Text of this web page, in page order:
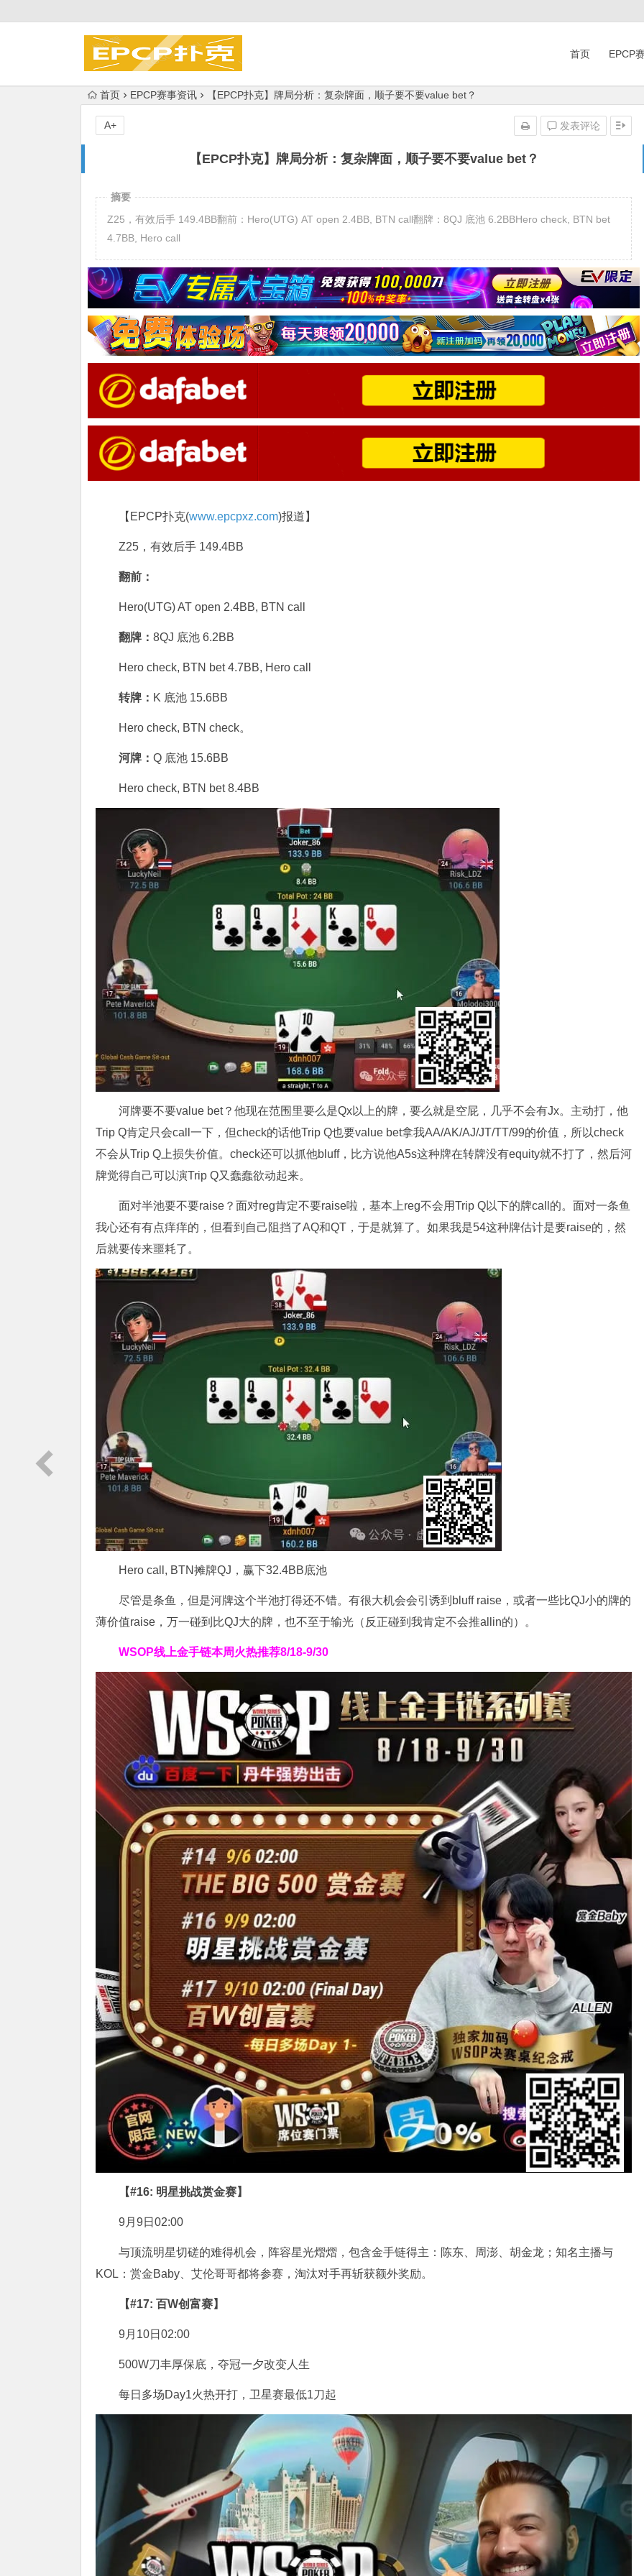
首页 EPCP
首页 EPCP赛事资讯 【EPCP扑克】牌局分析：复杂牌面，顺子要不要value bet？
【EPCP扑克】牌局分析：复杂牌面，顺子要不要value bet？
发表评论
A+
摘要
Z25，有效后手 149.4BB翻前：Hero(UTG) AT open 2.4BB, BTN call翻牌：8QJ 底池 6.2BBHero check, BTN bet
4.7BB, Hero call
【EPCP扑克(www.epcpxz.com)报道】
Z25，有效后手 149.4BB
翻前：
Hero(UTG) AT open 2.4BB, BTN call
翻牌： 8QJ 底池 6.2BB
Hero check, BTN bet 4.7BB, Hero call
转牌： K 底池 15.6BB
Hero check, BTN check。
河牌： Q 底池 15.6BB
Hero check, BTN bet 8.4BB
河牌要不要value bet？他现在范围里要么是Qx以上的牌，要么就是空屁，几乎不会有Jx。主动打，他
Trip Q肯定只会call一下，但check的话他Trip Q也要value bet拿我AA/AK/AJ/JT/TT/99的价值，所以check
不会从Trip Q上损失价值。check还可以抓他bluff，比方说他A5s这种牌在转牌没有equity就不打了，然后河
牌觉得自己可以演Trip Q又蠢蠢欲动起来。
面对半池要不要raise？面对reg肯定不要raise啦，基本上reg不会用Trip Q以下的牌call的。面对一条鱼
我心还有有点痒痒的，但看到自己阻挡了AQ和QT，于是就算了。如果我是54这种牌估计是要raise的，然
后就要传来噩耗了。
Hero call, BTN摊牌QJ，赢下32.4BB底池
尽管是条鱼，但是河牌这个半池打得还不错。有很大机会会引诱到bluff raise，或者一些比QJ小的牌的
薄价值raise，万一碰到比QJ大的牌，也不至于输光（反正碰到我肯定不会推allin的）。
WSOP线上金手链本周火热推荐8/18-9/30
【#16: 明星挑战赏金赛】
9月9日02:00
与顶流明星切磋的难得机会，阵容星光熠熠，包含金手链得主：陈东、周澎、胡金龙；知名主播与
KOL：赏金Baby、艾伦哥哥都将参赛，淘汰对手再斩获额外奖励。
【#17: 百W创富赛】
9月10日02:00
500W刀丰厚保底，夺冠一夕改变人生
每日多场Day1火热开打，卫星赛最低1刀起